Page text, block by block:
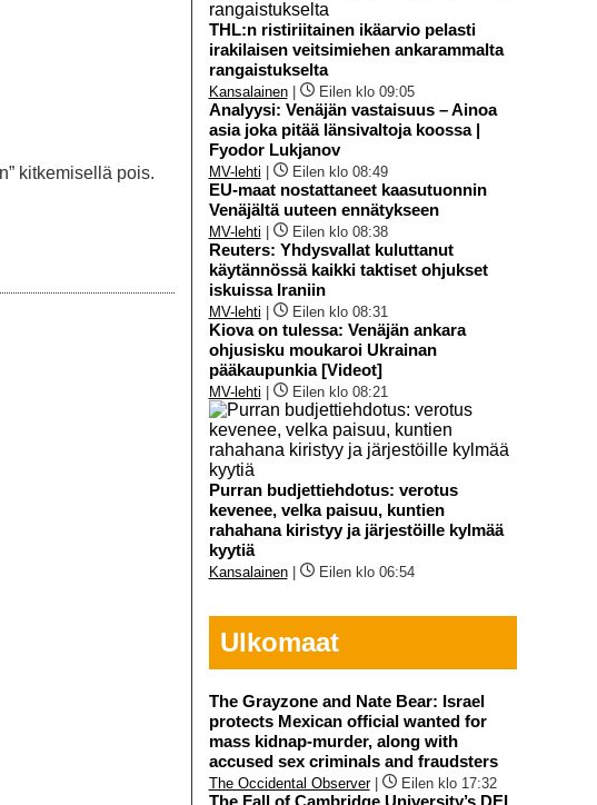
kitkemisellä pois.
THL:n ristiriitainen ikäarvio pelasti
irakilaisen veitsimiehen ankarammalta
rangaistukselta
Kansalainen| Eilen klo 09:05
Analyysi: Venäjän vastaisuus – Ainoa
asia joka pitää länsivaltoja koossa |
Fyodor Lukjanov
MV-lehti Eilen klo 08:49
EU-maat nostattaneet kaasutuonnin
Venäjältä uuteen ennätykseen
MV-lehti Eilen klo 08:38
Reuters: Yhdysvallat kuluttanut
käytännössä kaikki taktiset ohjukset
iskuissa Iraniin
MV-lehti Eilen klo 08:31
Kiova on tulessa: Venäjän ankara
ohjusisku moukaroi Ukrainan
pääkaupunkia [Videot]
MV-lehti Eilen klo 08:21
Purran budjettiehdotus: verotus
kevenee, velka paisuu, kuntien
rahahana kiristyy ja järjestöille kylmää
kyytiä
Kansalainen| Eilen klo 06:54
Ulkomaat
The Grayzone and Nate Bear: Israel
protects Mexican official wanted for
mass kidnap-murder, along with
accused sex criminals and fraudsters
The Occidental Observer| Eilen klo 17:32
The Fall of Cambridge University’s DEI